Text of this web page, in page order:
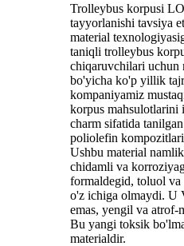
Trolleybus korpusi
tayyorlanishi tavsiya
material
taniqli trolleybus
chiqaruvchilari uchun
bo'yicha ko'p yillik
kompaniyamiz
korpus mahsulotlarini
charm sifatida
poliolefin
Ushbu material
chidamli va
formaldegid, toluol va
o'z ichiga olmaydi. U
emas, yengil va
Bu yangi toksik
materialdir.